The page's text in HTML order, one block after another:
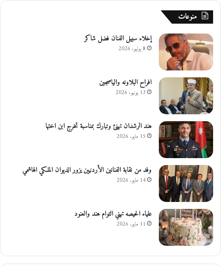
منوعات
إخلاء سبيل الفنان فضل شاكر
8 يوليو، 2026
افراح البلاونه والياصجين
13 يونيو، 2026
هند الرشدان تهنئ وتبارك بمناسبة تخرج ابن اختها
15 مايو، 2026
وفد من نقابة الفنانين الأردنيين يزور الديوان الملكي الهاشمي
14 مايو، 2026
علياء الحيصه تهني التوام هند والعنود
11 مايو، 2026